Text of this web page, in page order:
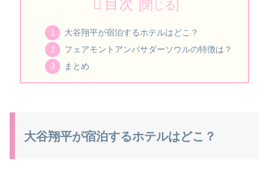
目次
大谷翔平が宿泊するホテルはどこ？
フェアモントアンバサダーソウルの特徴は？
まとめ
大谷翔平が宿泊するホテルはどこ？